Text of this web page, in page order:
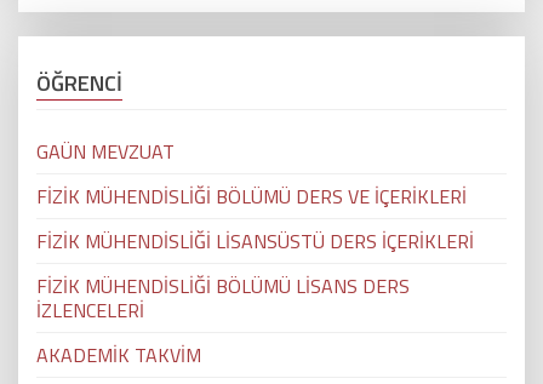
ÖĞRENCİ
GAÜN MEVZUAT
FİZİK MÜHENDİSLİĞİ BÖLÜMÜ DERS VE İÇERİKLERİ
FİZİK MÜHENDİSLİĞİ LİSANSÜSTÜ DERS İÇERİKLERİ
FİZİK MÜHENDİSLİĞİ BÖLÜMÜ LİSANS DERS
İZLENCELERİ
AKADEMİK TAKVİM